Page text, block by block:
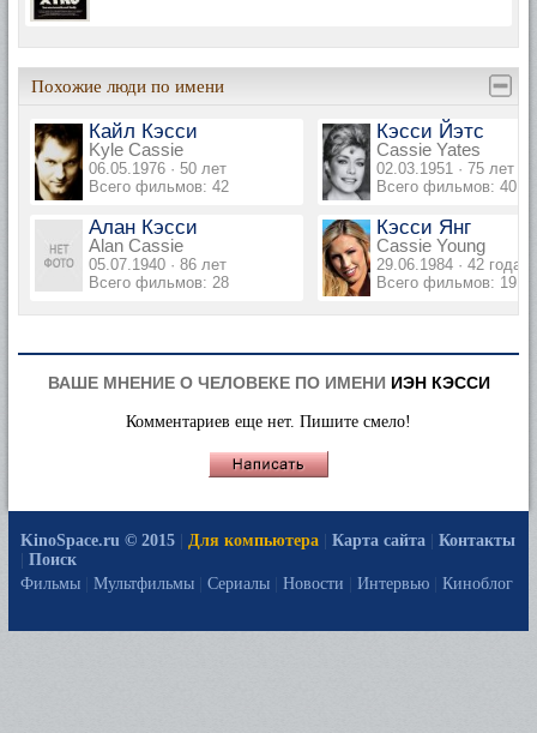
Похожие люди по имени
Кайл Кэсси
Kyle Cassie
06.05.1976 · 50 лет
Всего фильмов: 42
Кэсси Йэтс
Cassie Yates
02.03.1951 · 75 лет
Всего фильмов: 40
Алан Кэсси
Alan Cassie
05.07.1940 · 86 лет
Всего фильмов: 28
Кэсси Янг
Cassie Young
29.06.1984 · 42 года
Всего фильмов: 19
ВАШЕ МНЕНИЕ О ЧЕЛОВЕКЕ ПО ИМЕНИ ИЭН КЭССИ
Комментариев еще нет. Пишите смело!
KinoSpace.ru © 2015 Для компьютера Карта сайта
Контакты
Поиск
Фильмы
Мультфильмы Сериалы Новости Интервью Киноблог